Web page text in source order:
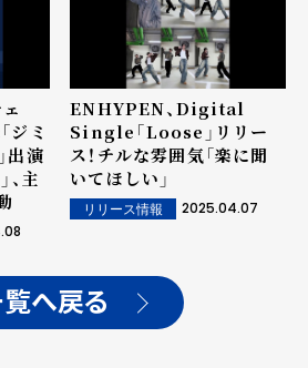
ジミ
出演
、主
ENHYPEN、Digital
Single「Loose」リリー
ス！チルな雰囲気「楽に聞
いてほしい」
リリース情報 2025.04.07
へ戻る